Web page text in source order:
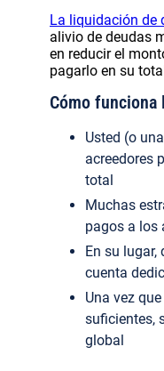
La liquidación de
alivio de deudas
en reducir el
pagarlo en su
Cómo
Usted (o
acreedores
total
Muchas
pagos a los
En su lugar,
cuenta
Una vez
suficientes,
global